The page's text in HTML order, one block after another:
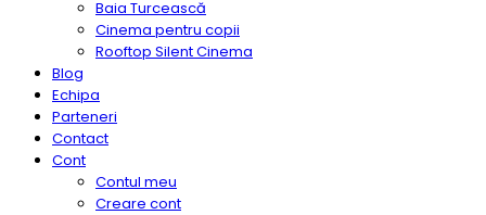
Baia Turcească
Cinema pentru copii
Rooftop Silent Cinema
Blog
Echipa
Parteneri
Contact
Cont
Contul meu
Creare cont